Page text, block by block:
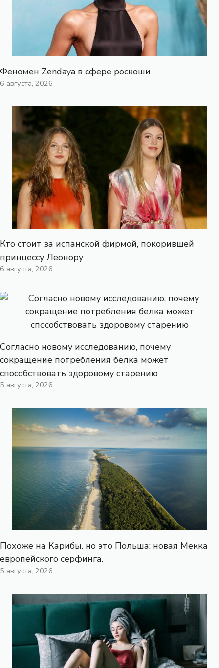
Феномен Zendaya в сфере роскоши
6 августа, 2026
Кто стоит за испанской фирмой, покорившей
принцессу Леонору
6 августа, 2026
Согласно новому исследованию, почему
сокращение потребления белка может
способствовать здоровому старению
5 августа, 2026
Похоже на Карибы, но это Польша: новая Мекка
европейского серфинга.
5 августа, 2026